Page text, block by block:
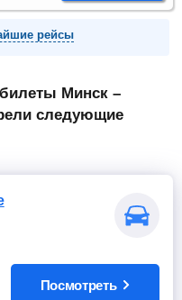
рейсы
Минск –
следующие
Посмотреть